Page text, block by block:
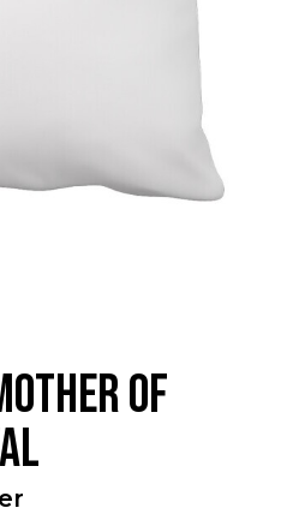
OF